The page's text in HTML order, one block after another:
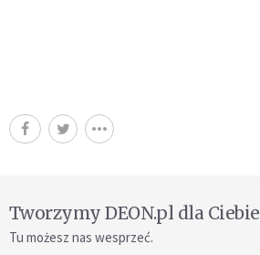
Tworzymy DEON.pl dla Ciebie
Tu możesz nas wesprzeć.